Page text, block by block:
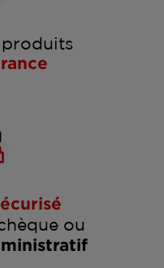
produits
ou